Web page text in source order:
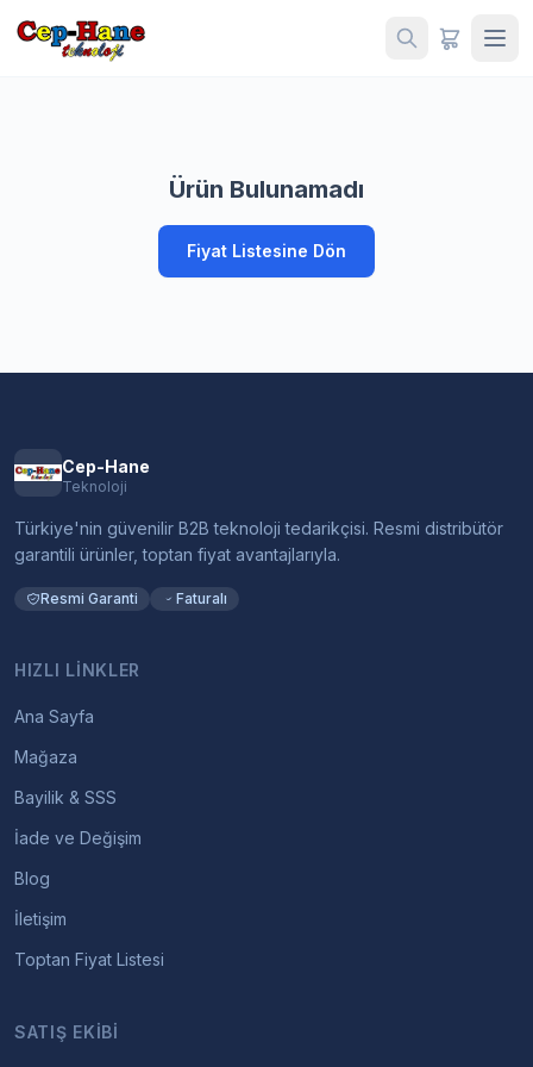
Ürün Bulunamadı
Fiyat Listesine Dön
Cep-Hane
Teknoloji
Türkiye'nin güvenilir B2B teknoloji tedarikçisi. Resmi distribütör
garantili ürünler, toptan fiyat avantajlarıyla.
Resmi Garanti Faturalı
HIZLI LINKLER
Ana Sayfa
Mağaza
Bayilik & SSS
İade ve Değişim
Blog
İletişim
Toptan Fiyat Listesi
SATIŞ EKIBI